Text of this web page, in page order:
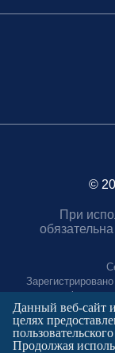
©
При
связи,
Регистрационный
Учредитель:
Данный веб-сайт
целях
Продолжая